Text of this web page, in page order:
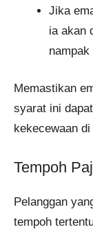
Jika
ia akan
nampak
Memastikan
syarat ini
kekecewaan
Tempoh
Pelanggan
tempoh